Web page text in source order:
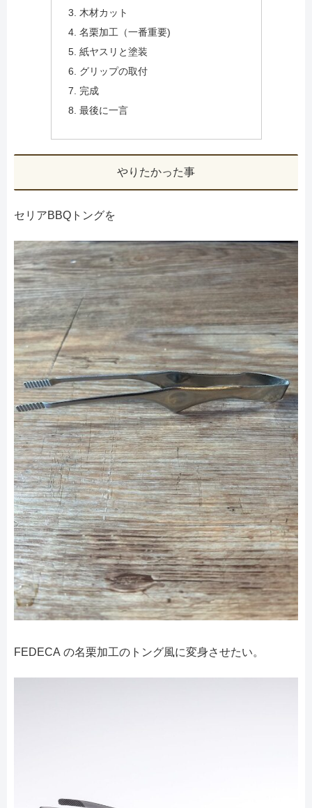
木材カット
名栗加工（一番重要)
紙ヤスリと塗装
グリップの取付
完成
最後に一言
やりたかった事
セリアBBQトングを
FEDECA の名栗加工のトング風に変身させたい。